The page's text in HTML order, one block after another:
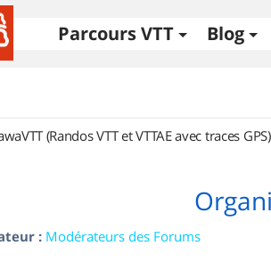
Parcours VTT Blog
(Randos VTT et VTTAE avec traces GPS)
: Modérateurs des Forums